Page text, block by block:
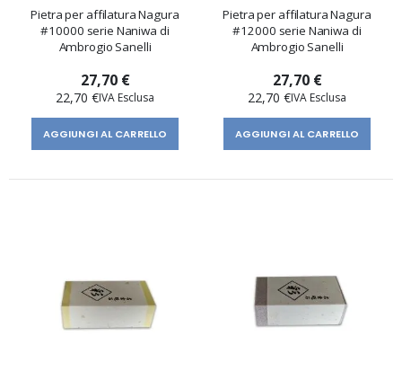
Pietra per affilatura Nagura
#10000 serie Naniwa di
Ambrogio Sanelli
27,70 €
22,70 €
AGGIUNGI AL CARRELLO
Pietra per affilatura Nagura
#12000 serie Naniwa di
Ambrogio Sanelli
27,70 €
22,70 €
AGGIUNGI AL CARRELLO